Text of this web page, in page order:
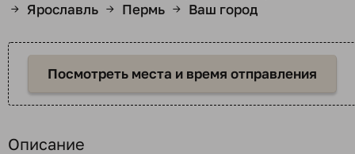
→ Ярославль → Пермь → Ваш город
Посмотреть места и время отправления
Описание